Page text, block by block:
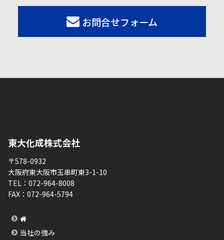
お問合せフォーム
東大化成株式会社
〒578-0932
大阪府東大阪市玉串町東3-1-10
TEL： 072-964-8008
FAX： 072-964-5794
当社の強み